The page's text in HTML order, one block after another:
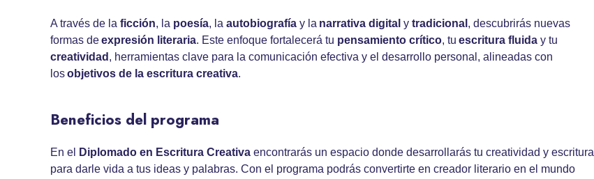
A través de la ficción, la poesía, la autobiografía y la narrativa digital y tradicional , descubrirás nuevas
formas deexpresión literaria. Este enfoque fortalecerá tu pensamiento crítico, tu escritura fluida y tu
creatividad , herramientas clave para la comunicación efectiva y el desarrollo personal, alineadas con
losobjetivos de la escritura creativa.
Beneficios del programa
En el Diplomado en Escritura Creativa encontrarás un espacio donde desarrollarás tu creatividad y escritura
para darle vida a tus ideas y palabras. Con el programa podrás convertirte en creador literario en el mundo